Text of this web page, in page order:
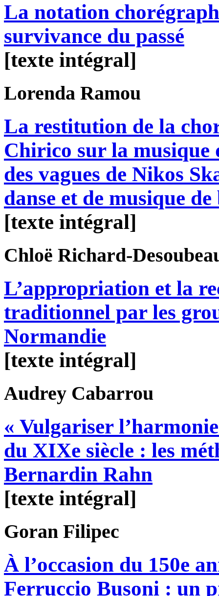
La notation
survivance du passé
[texte intégral]
Lorenda Ramou
La restitution de la
Chirico sur la musique
des vagues de Nikos
danse et de musique
[texte intégral]
Chloë Richard-
L’appropriation et la
traditionnel par les
Normandie
[texte intégral]
Audrey Cabarrou
« Vulgariser
du XIXe siècle : les
Bernardin Rahn
[texte intégral]
Goran Filipec
À l’occasion du 150e
Ferruccio Busoni : un